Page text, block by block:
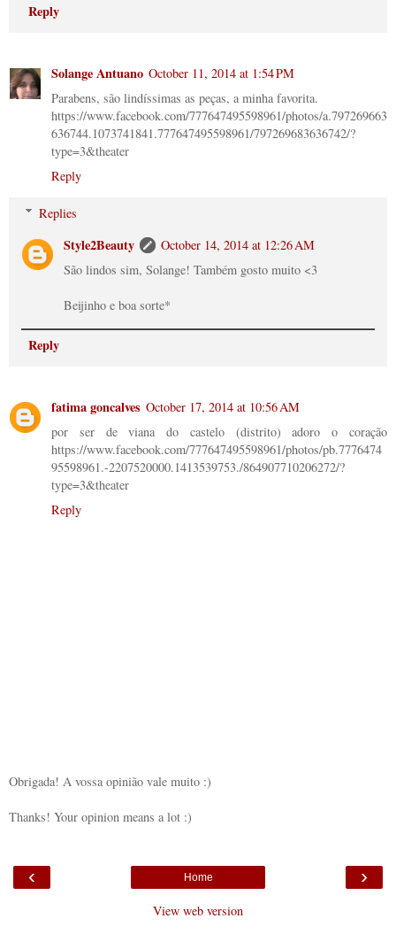
Reply
Solange Antuano October 11, 2014 at 1:54 PM
Parabens, são lindíssimas as peças, a minha favorita.
https://www.facebook.com/777647495598961/photos/a.797269663
636744.1073741841.777647495598961/797269683636742/?
type=3&theater
Reply
Replies
Style2Beauty
October 14, 2014 at 12:26 AM
São lindos sim, Solange! Também gosto muito <3
Beijinho e boa sorte*
Reply
fatima goncalves October 17, 2014 at 10:56 AM
por ser de viana do castelo (distrito) adoro o coração
https://www.facebook.com/777647495598961/photos/pb.7776474
95598961.-2207520000.1413539753./864907710206272/?
type=3&theater
Reply
Obrigada! A vossa opinião vale muito :)
Thanks! Your opinion means a lot :)
‹ ›
Home
View web version